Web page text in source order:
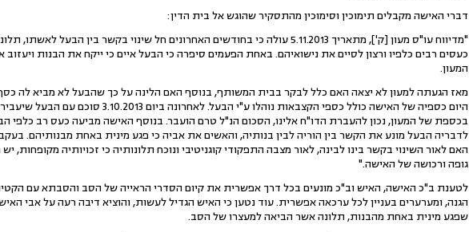
דברי האישה מקבלים תימוכין וסימוכין מהתסקיר שהוגש אל בית הדין:
"מדיווח עו"ס מעון [ק'], מתאריך 5.11.2013 עולה כי בחודשים האחרונים חל שינוי בקשר
כעסים רבים כלפיו ורצון לסיים את נישואיהם. באחת הפעמים סיפרה כי הבעל איים כי ייקח את הבנות
המעון.
מאז הגעתה למעון לא יצאה האם כלל לבקר בבית המשותף, בנוסף האם הלינה על כך שהבעל לא מביא לה
היום כספיה של האישה כולל כספי הקצבאות נוהלו
בכספת של המעון, נכון להעברת הדו"ח אלינו, הסכום הנ"ל טרם הועבר. בנוסף האישה מביעה כעס רב כלפי
לדבריה הבעל מונע את הקשר בין הוריה לבין בנותיה, והאשים את אביה כי פגע מינית באחת מבנותיהם.
האם לאור השינוי בקשר בינו לבינה, לאור מצבה התפקודי קוגניטיבי ונוכח תלונותיה כי זכויותיה מקופחות,
גופה ורכושה של האישה."
לטענת ב"כ האישה, האיש וב"כ מונעים בכל דרך אפשרית את קיום הסדרי הראייה של הסב והסבתא עם
הגנה, ומערערים בעניין לכל ערכאה אפשרית. עוד נטען כי האיש הגדיל לעשות, והוציא דיבה רעה על אבי
שפגע מינית באחת מהבנות, תלונה אשר הביאה למעצרו של הסב.